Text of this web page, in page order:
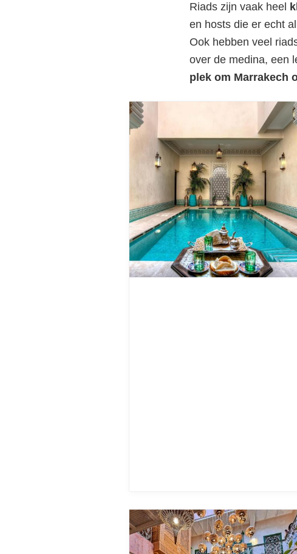
Riads zijn vaak heel
en hosts die er echt
Ook hebben veel
over de medina, een
plek om Marrakech